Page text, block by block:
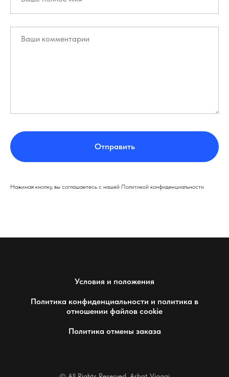
Отправить
Нажимая кнопку, вы соглашаетесь с нашей Политикой конфиденциальности
Условия и положения
Политика конфиденциальности и политика в
отношении файлов cookie
Политика отмены заказа